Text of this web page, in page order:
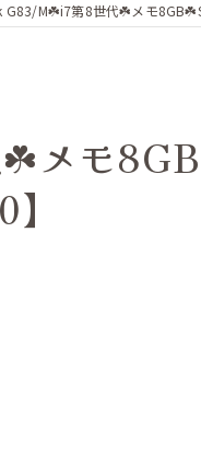
M☘️i7第8世代☘️メモ
メモ